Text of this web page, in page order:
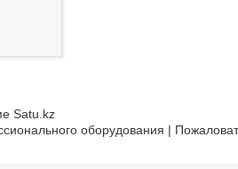
Satu.kz
оборудования |